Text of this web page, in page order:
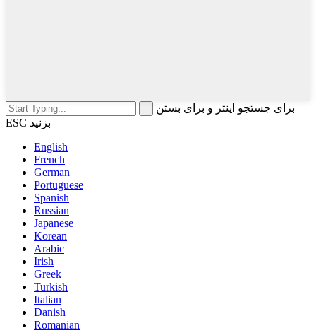
برای جستجو اینتر و برای بستن
ESC بزنید
English
French
German
Portuguese
Spanish
Russian
Japanese
Korean
Arabic
Irish
Greek
Turkish
Italian
Danish
Romanian